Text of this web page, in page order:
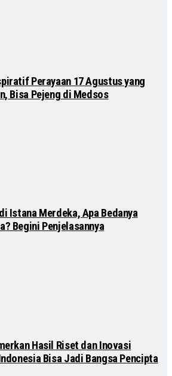
Perayaan 17 Agustus yang
Bisa Pejeng di Medsos
Istana Merdeka, Apa Bedanya
Begini Penjelasannya
Hasil Riset dan Inovasi
Bisa Jadi Bangsa Pencipta